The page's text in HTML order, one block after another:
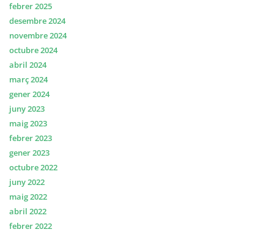
febrer 2025
desembre 2024
novembre 2024
octubre 2024
abril 2024
març 2024
gener 2024
juny 2023
maig 2023
febrer 2023
gener 2023
octubre 2022
juny 2022
maig 2022
abril 2022
febrer 2022